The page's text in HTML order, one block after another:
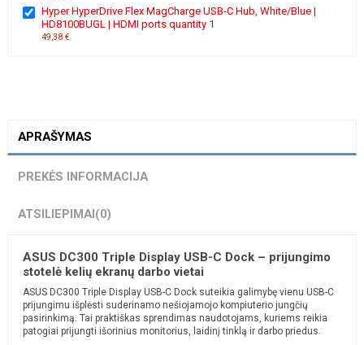
Hyper HyperDrive Flex MagCharge USB-C Hub, White/Blue |
HD8100BUGL | HDMI ports quantity 1
49,38 €
APRAŠYMAS
PREKĖS INFORMACIJA
ATSILIEPIMAI(0)
ASUS DC300 Triple Display USB-C Dock – prijungimo
stotelė kelių ekranų darbo vietai
ASUS DC300 Triple Display USB-C Dock suteikia galimybę vienu USB-C
prijungimu išplėsti suderinamo nešiojamojo kompiuterio jungčių
pasirinkimą. Tai praktiškas sprendimas naudotojams, kuriems reikia
patogiai prijungti išorinius monitorius, laidinį tinklą ir darbo priedus.